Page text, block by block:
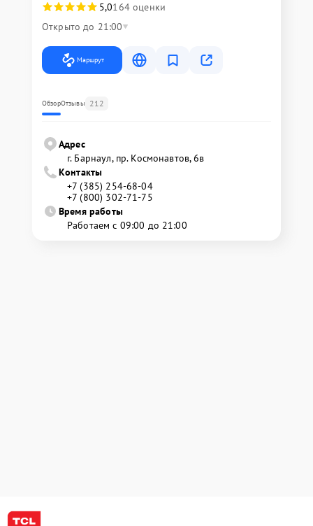
5,0164 оценки
Открыто до 21:00
Маршрут
ОбзорОтзывы 212
Адрес
г. Барнаул, ​пр. Космонавтов, 6в
Контакты
+7 (385) 254-68-04
+7 (800) 302-71-75
Время работы
Работаем с 09:00 до 21:00